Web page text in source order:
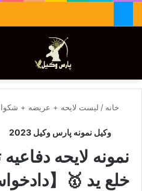
تغییر پوسته
خانه / لیست لایحه + عریضه +
وکیل نمونه پارس وکیل 2023
نمونه لایحه
خلع ید 🥇【